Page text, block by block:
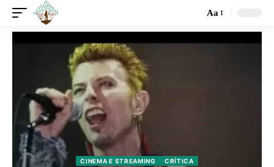
Aa
CINEMA E STREAMING CRÍTICA